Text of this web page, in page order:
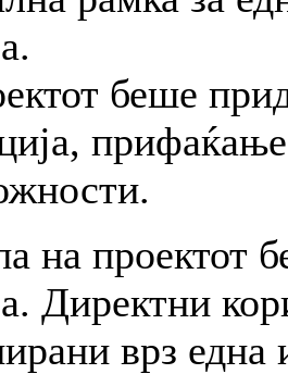
беше
на проектот
Директни
врз една